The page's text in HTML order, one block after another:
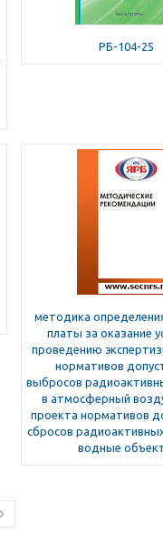
РБ-104-25
методика
платы за оказание
проведению
нормативов
выбросов
в атмосферный
проекта нормативов
сбросов
водные